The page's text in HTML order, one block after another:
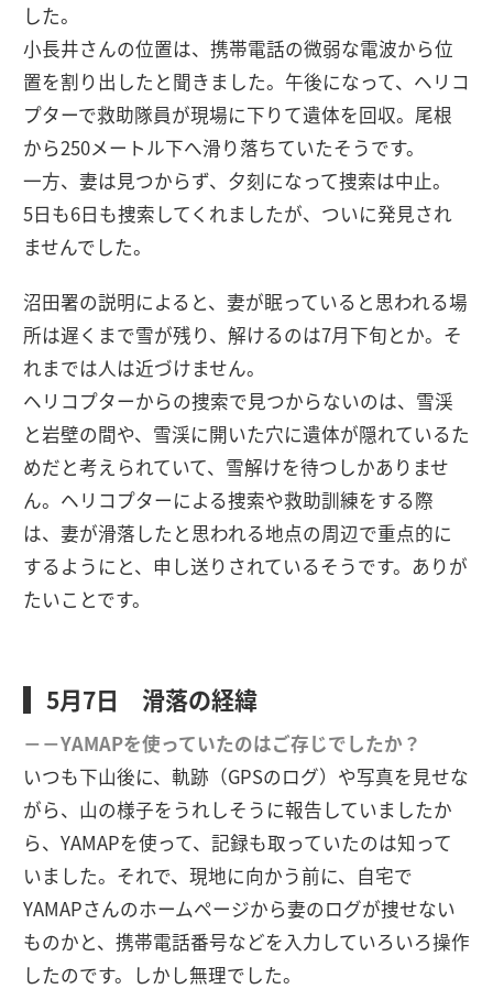
した。
小長井さんの位置は、携帯電話の微弱な電波から位
置を割り出したと聞きました。午後になって、ヘリコ
プターで救助隊員が現場に下りて遺体を回収。尾根
から250メートル下へ滑り落ちていたそうです。
一方、妻は見つからず、夕刻になって捜索は中止。
5日も6日も捜索してくれましたが、ついに発見され
ませんでした。
沼田署の説明によると、妻が眠っていると思われる場
所は遅くまで雪が残り、解けるのは7月下旬とか。そ
れまでは人は近づけません。
ヘリコプターからの捜索で見つからないのは、雪渓
と岩壁の間や、雪渓に開いた穴に遺体が隠れているた
めだと考えられていて、雪解けを待つしかありませ
ん。ヘリコプターによる捜索や救助訓練をする際
は、妻が滑落したと思われる地点の周辺で重点的に
するようにと、申し送りされているそうです。ありが
たいことです。
5月7日 滑落の経緯
－－YAMAPを使っていたのはご存じでしたか？
いつも下山後に、軌跡（GPSのログ）や写真を見せな
がら、山の様子をうれしそうに報告していましたか
ら、YAMAPを使って、記録も取っていたのは知って
いました。それで、現地に向かう前に、自宅で
YAMAPさんのホームページから妻のログが捜せない
ものかと、携帯電話番号などを入力していろいろ操作
したのです。しかし無理でした。